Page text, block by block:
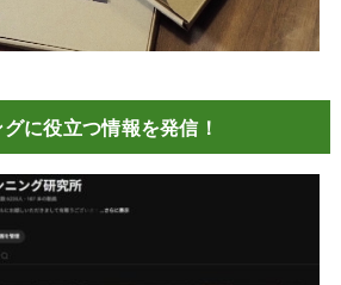
に役立つ情報を発信！